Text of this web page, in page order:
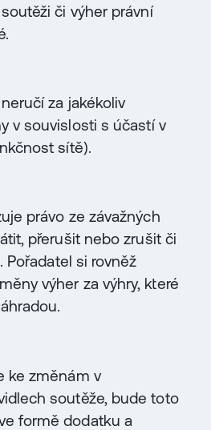
či výher právní
za jakékoliv
v souvislosti s účastí v
sítě).
právo ze závažných
přerušit nebo zrušit či
Pořadatel si rovněž
výher za výhry, které
ke změnám v
soutěže, bude toto
formě dodatku a